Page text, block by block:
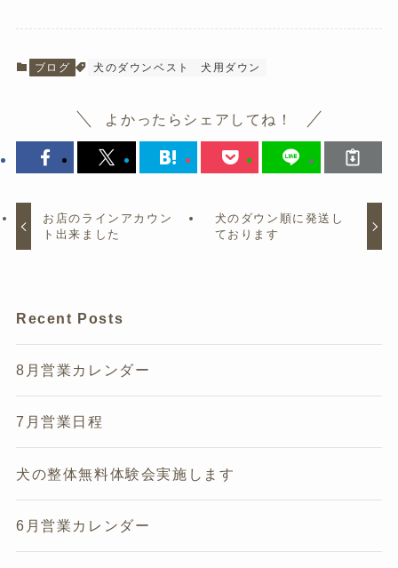
ブログ 犬のダウンベスト 犬用ダウン
よかったらシェアしてね！
お店のラインアカウン
ト出来ました
犬のダウン順に発送し
ております
Recent Posts
8月営業カレンダー
7月営業日程
犬の整体無料体験会実施します
6月営業カレンダー